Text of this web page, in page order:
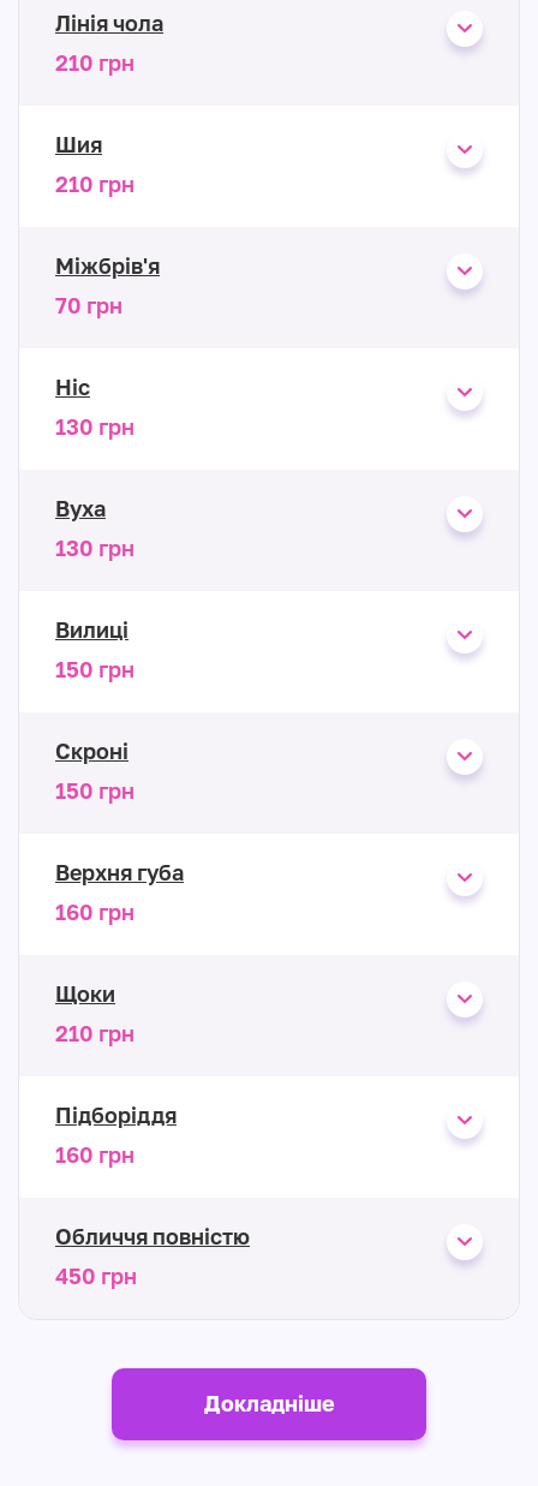
Лінія чола
210 грн
Шия
210 грн
Міжбрів'я
70 грн
Ніс
130 грн
Вуха
130 грн
Вилиці
150 грн
Скроні
150 грн
Верхня губа
160 грн
Щоки
210 грн
Підборіддя
160 грн
Обличчя повністю
450 грн
Докладніше